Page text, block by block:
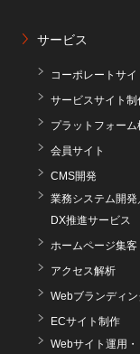
サービス
コーポレートサイ
サービスサイト制
プラットフォーム
会員サイト
CMS開発
業務システム開発
DX推進サービス
ホームページ集客
アクセス解析
Webブランディン
ECサイト制作
Webサイト運用・